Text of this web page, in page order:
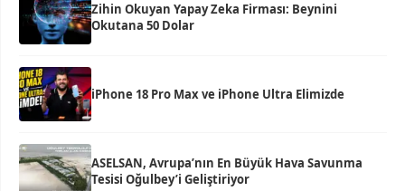
Zihin Okuyan Yapay Zeka Firması: Beynini
Okutana 50 Dolar
iPhone 18 Pro Max ve iPhone Ultra Elimizde
ASELSAN, Avrupa’nın En Büyük Hava Savunma
Tesisi Oğulbey’i Geliştiriyor